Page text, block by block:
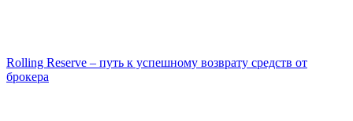
Rolling Reserve – путь к успешному возврату средств от
брокера